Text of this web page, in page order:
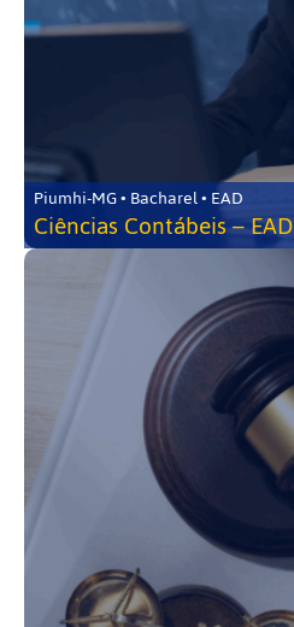
Piumhi-MG • Bacharel • EAD
Ciências Contábeis – EAD